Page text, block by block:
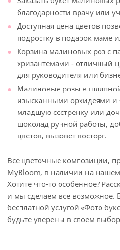
благодарности врачу или
Доступная цена цветов
подростку в подарок маме
Корзина малиновых роз с
хризантемами - отличный
для руководителя или
Малиновые розы в
изысканными орхидеями и
младшую сестренку или
шоколад ручной работы,
цветов, вызовет восторг.
Все цветочные композиции,
MyBloom, в наличии на
Хотите что-то особенное?
и мы сделаем все возможное.
бесплатной услугой «Фото
будьте уверены в своем